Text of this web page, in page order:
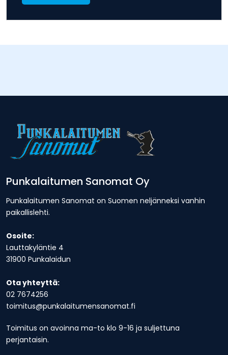
Punkalaitumen Sanomat Oy
Punkalaitumen Sanomat on Suomen neljänneksi vanhin
paikallislehti.
Osoite:
Lauttakyläntie 4
31900 Punkalaidun
Ota yhteyttä:
02 7674256
toimitus@punkalaitumensanomat.fi
Toimitus on avoinna ma-to klo 9-16 ja suljettuna
perjantaisin.